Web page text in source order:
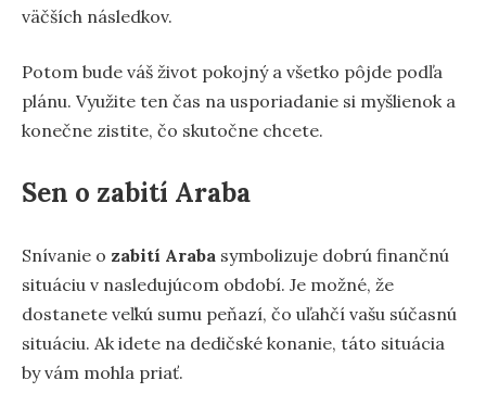
väčších následkov.
Potom bude váš život pokojný a všetko pôjde podľa
plánu. Využite ten čas na usporiadanie si myšlienok a
konečne zistite, čo skutočne chcete.
Sen o zabití Araba
Snívanie o zabití Araba symbolizuje dobrú finančnú
situáciu v nasledujúcom období. Je možné, že
dostanete veľkú sumu peňazí, čo uľahčí vašu súčasnú
situáciu. Ak idete na dedičské konanie, táto situácia
by vám mohla priať.